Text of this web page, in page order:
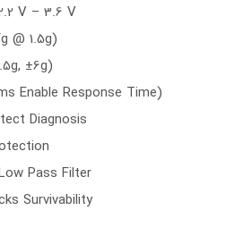
V – 3.6 V
@ 1.5g)
±6g)
Enable Response Time)
Diagnosis
Pass Filter
Survivability